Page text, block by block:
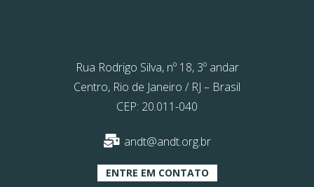
Rua Rodrigo Silva, nº 18, 3º andar
Centro, Rio de Janeiro / RJ – Brasil
CEP: 20.011-040
andt@andt.org.br
ENTRE EM CONTATO